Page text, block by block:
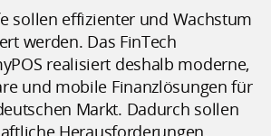
sollen effizienter und Wachstum
werden. Das FinTech
realisiert deshalb moderne,
und mobile Finanzlösungen für
Markt. Dadurch sollen
Herausforderungen,